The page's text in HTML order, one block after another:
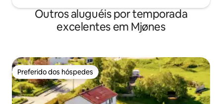
Outros aluguéis por temporada
excelentes em Mjønes
Preferido dos hóspedes
Preferido dos hóspedes